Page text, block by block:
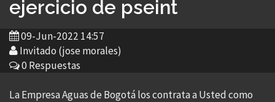
ejercicio de pseint
09-Jun-2022 14:57
Invitado (jose morales)
0 Respuestas
La Empresa Aguas de Bogotá los contrata a Usted como